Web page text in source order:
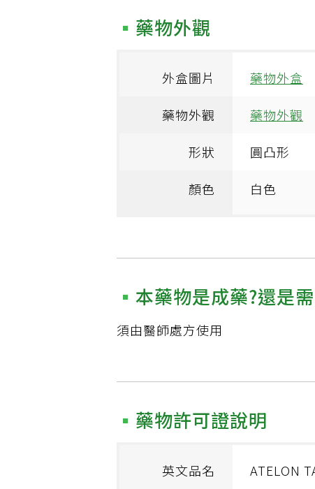
藥物外觀
外盒圖片 藥物外盒
藥物外觀 藥物外觀
形狀 圓凸形
顏色 白色
本藥物是成藥?還是
須由醫師處方使用
藥物許可證說明
英文品名 ATELON